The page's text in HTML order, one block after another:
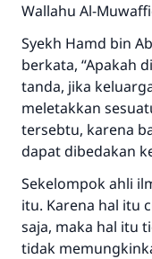
Wallahu Al-
Syekh Hamd bin
berkata, “Apakah
tanda, jika
meletakkan
tersebtu, karena
dapat dibedakan
Sekelompok ahli
itu. Karena hal itu
saja, maka hal itu
tidak